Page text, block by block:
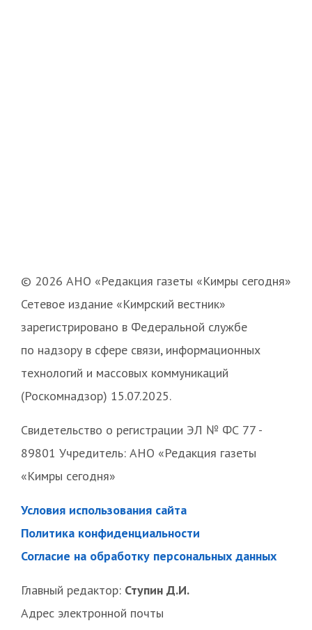
© 2026 АНО «Редакция газеты «Кимры сегодня»
Сетевое издание «Кимрский вестник»
зарегистрировано в Федеральной службе
по надзору в сфере связи, информационных
технологий и массовых коммуникаций
(Роскомнадзор) 15.07.2025.
Свидетельство о регистрации ЭЛ № ФС 77 -
89801 Учредитель: АНО «Редакция газеты
«Кимры сегодня»
Условия использования сайта
Политика конфиденциальности
Согласие на обработку персональных данных
Главный редактор: Ступин Д.И.
Адрес электронной почты